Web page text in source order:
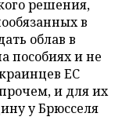
решения,
в
облав в
пособиях и не
ЕС
и для их
у Брюсселя